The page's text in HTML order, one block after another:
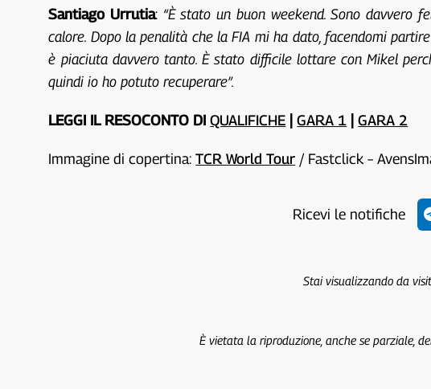
Santiago Urrutia: “È stato un buon weekend. Sono davvero
calore. Dopo la penalità che la FIA mi ha dato, facendomi
è piaciuta davvero tanto. È stato difficile lottare con Mikel
quindi io ho potuto recuperare”.
LEGGI IL RESOCONTO DIQUALIFICHE |GARA 1 |GARA 2
Immagine di copertina:TCR World Tour / Fastclick –
Ricevi le notifiche
Stai visualizzando da
È vietata la riproduzione, anche se parziale,